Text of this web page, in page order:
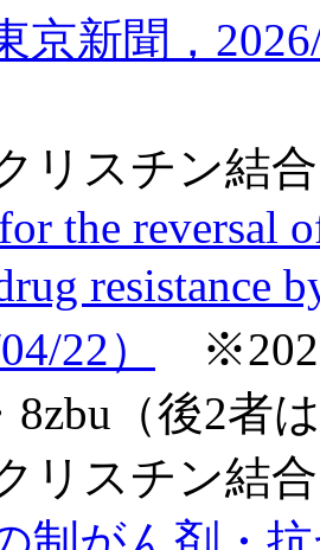
京新聞，
リスチン結
the reversal
resistance
22）
8zbu（後2者
リスチン結